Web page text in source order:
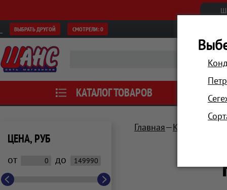
ВЫБРАТЬ ДРУГОЙ СМОТРЕЛИ:0
КАТАЛОГ ТОВАРОВ АКЦИИ
ЦЕНА, РУБ
от до
Главная Компьютеры